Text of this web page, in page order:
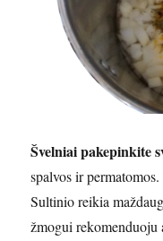
Švelniai pakepinkite
spalvos ir
Sultinio reikia
žmogui rekomenduoju